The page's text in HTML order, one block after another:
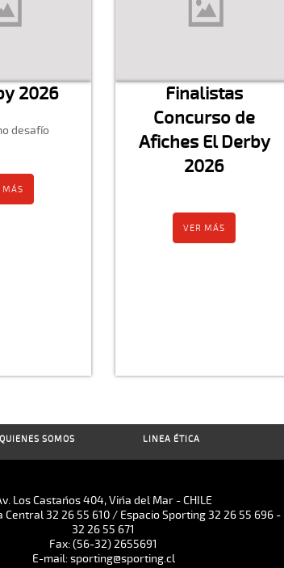
2026
desafío
MÁS
Finalistas
Concurso de
Afiches El Derby
2026
VER MÁS
QUIENES SOMOS LINEA ÉTICA
Los Castaños 404, Viña del Mar - CHILE
Central 32 26 55 610 / Espacio Sporting 32 26 55 696 -
32 26 55 671
Fax: (56-32) 2655691
E-mail: sporting@sporting.cl